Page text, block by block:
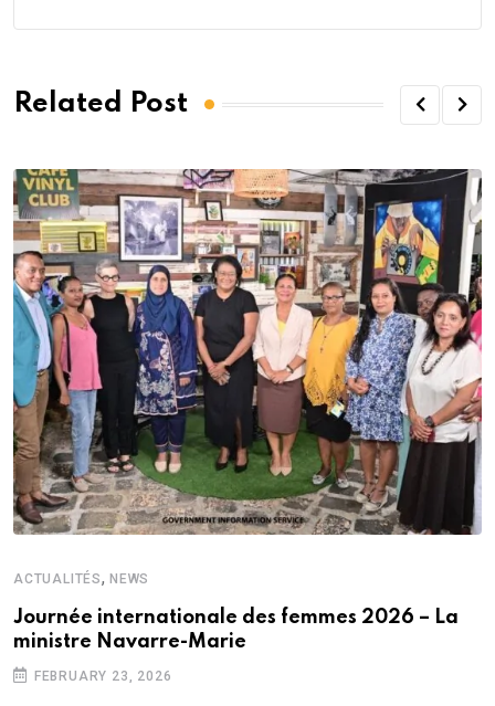
Related Post
ACTUALITÉS, NEWS
Journée internationale des femmes 2026 – La
ministre Navarre-Marie
FEBRUARY 23, 2026